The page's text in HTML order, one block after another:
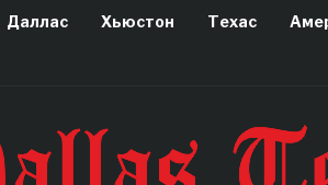
Даллас Хьюстон Техас